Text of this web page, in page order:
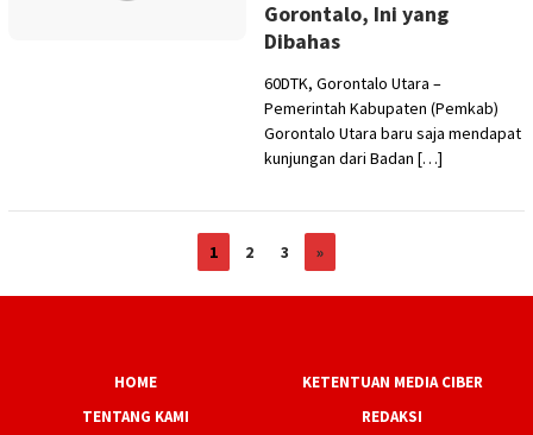
Gorontalo, Ini yang
Dibahas
60DTK, Gorontalo Utara –
Pemerintah Kabupaten (Pemkab)
Gorontalo Utara baru saja mendapat
kunjungan dari Badan […]
1 2 3 »
HOME
KETENTUAN MEDIA CIBER
TENTANG KAMI
REDAKSI